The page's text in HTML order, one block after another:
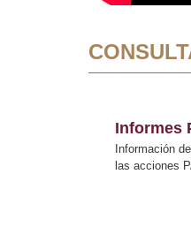
Informes
Información
las acciones